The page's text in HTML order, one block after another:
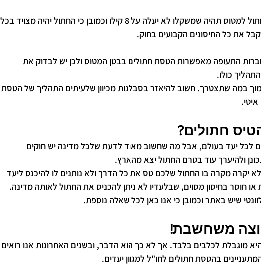
בדרך כלל הדרישה לעלות עם חתול למטוס תהיה שמשקלו לא יעלה על 8 קילו וכמובן כי החתול יהיה מצויד בכל
את כל החיסונים הקבועים בחוק.
התעופה מאפשרות הטסת חתולים בבטן המטוס ולכן יש לבדוק את
כולו.
במה שתצטרך. חשוב להיאזר בסבלנות מכיוון שלעיתים התהליך של הטסת
חתולים?
לכל יעד בעולם, אבל מה שחשוב מאוד לדעת שלכל מדינה יש חוקים
ולהיערך עוד בטרם החתול יצא מהארץ.
יקרה מקרה בו החתול שלכם טס את כל הדרך ולא נותנים לו להיכנס ליעד
או חוסר בחיסון מסוים, שבלעדיו לא ניתן להכניס את החתול לאותה מדינה.
שיש באתר וכמובן כי אנו כאן לכל שאלה נוספת.
משחשבת!
היא מוגבלת לכלבים בלבד. אך לא כך הוא הדבר, ובשנים האחרונות אנו רואים
בהטסת חתולים לחו"ל למגוון יעדים.